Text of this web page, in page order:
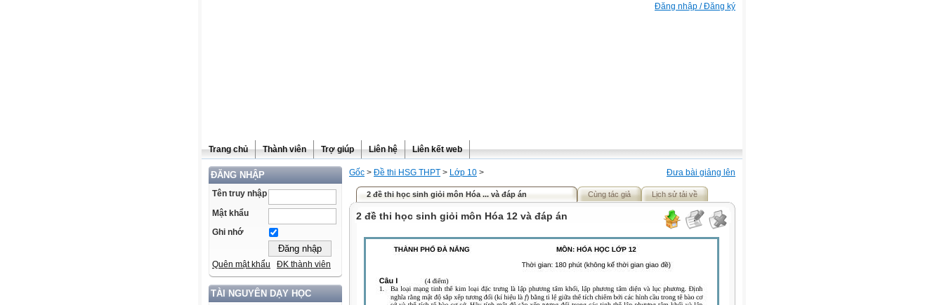
Đăng nhập / Đăng ký
Trang chủ Thành viên Trợ giúp Liên hệ Liên kết web
ĐĂNG NHẬP
Tên truy nhập
Mật khẩu
Ghi nhớ
Quên mật khẩu ĐK thành viên
TÀI NGUYÊN DẠY HỌC
Đưa bài giảng lên
Gốc > Đề thi HSG THPT > Lớp 10 >
2 đề thi học sinh giỏi môn Hóa ... và đáp án Cùng tác giả Lịch sử tải về
2 đề thi học sinh giỏi môn Hóa 12 và đáp án